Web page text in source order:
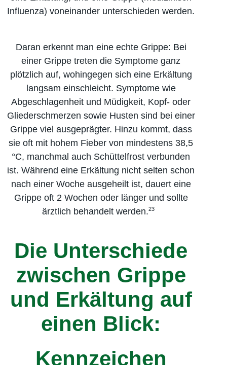
Influenza) voneinander unterschieden werden.
Daran erkennt man eine echte Grippe: Bei
einer Grippe treten die Symptome ganz
plötzlich auf, wohingegen sich eine Erkältung
langsam einschleicht. Symptome wie
Abgeschlagenheit und Müdigkeit, Kopf- oder
Glieder­schmerzen sowie Husten sind bei einer
Grippe viel ausgeprägter. Hinzu kommt, dass
sie oft mit hohem Fieber von mindestens 38,5
°C, manchmal auch Schüttelfrost verbunden
ist. Während eine Erkältung nicht selten schon
nach einer Woche ausgeheilt ist, dauert eine
Grippe oft 2 Wochen oder länger und sollte
ärztlich behandelt werden.23
Die Unterschiede
zwischen Grippe
und Erkältung auf
einen Blick:
Kennzeichen